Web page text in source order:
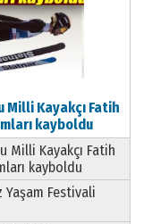
Kayakçı Fatih
kayboldu
Milli Kayakçı Fatih
kayboldu
Festivali